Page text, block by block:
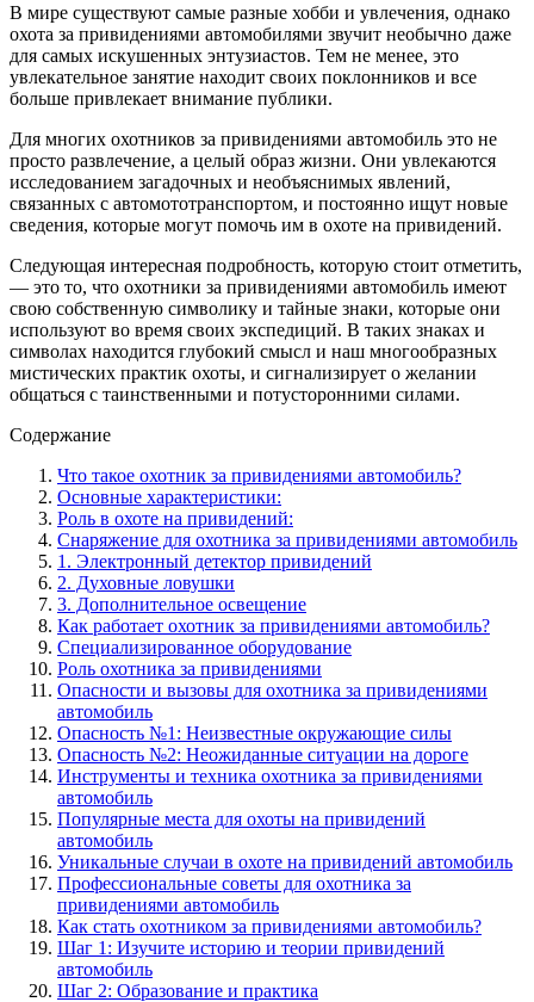
В мире существуют самые разные хобби и увлечения, однако
охота за привидениями автомобилями звучит необычно даже
для самых искушенных энтузиастов. Тем не менее, это
увлекательное занятие находит своих поклонников и все
больше привлекает внимание публики.
Для многих охотников за привидениями автомобиль это не
просто развлечение, а целый образ жизни. Они увлекаются
исследованием загадочных и необъяснимых явлений,
связанных с автомототранспортом, и постоянно ищут новые
сведения, которые могут помочь им в охоте на привидений.
Следующая интересная подробность, которую стоит отметить,
— это то, что охотники за привидениями автомобиль имеют
свою собственную символику и тайные знаки, которые они
используют во время своих экспедиций. В таких знаках и
символах находится глубокий смысл и наш многообразных
мистических практик охоты, и сигнализирует о желании
общаться с таинственными и потусторонними силами.
Содержание
Что такое охотник за привидениями автомобиль?
Основные характеристики:
Роль в охоте на привидений:
Снаряжение для охотника за привидениями автомобиль
1. Электронный детектор привидений
2. Духовные ловушки
3. Дополнительное освещение
Как работает охотник за привидениями автомобиль?
Специализированное оборудование
Роль охотника за привидениями
Опасности и вызовы для охотника за привидениями
автомобиль
Опасность №1: Неизвестные окружающие силы
Опасность №2: Неожиданные ситуации на дороге
Инструменты и техника охотника за привидениями
автомобиль
Популярные места для охоты на привидений
автомобиль
Уникальные случаи в охоте на привидений автомобиль
Профессиональные советы для охотника за
привидениями автомобиль
Как стать охотником за привидениями автомобиль?
Шаг 1: Изучите историю и теории привидений
автомобиль
Шаг 2: Образование и практика